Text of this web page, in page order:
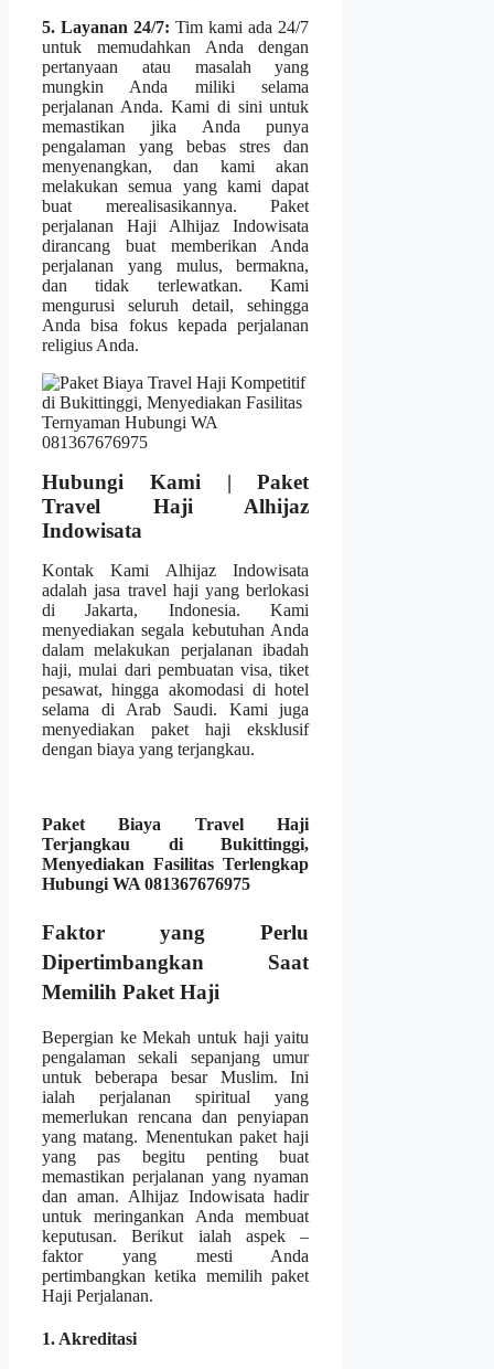
5. Layanan 24/7: Tim kami ada 24/7
untuk memudahkan Anda dengan
pertanyaan atau masalah yang
mungkin Anda miliki selama
perjalanan Anda. Kami di sini untuk
memastikan jika Anda punya
pengalaman yang bebas stres dan
menyenangkan, dan kami akan
melakukan semua yang kami dapat
buat merealisasikannya. Paket
perjalanan Haji Alhijaz Indowisata
dirancang buat memberikan Anda
perjalanan yang mulus, bermakna,
dan tidak terlewatkan. Kami
mengurusi seluruh detail, sehingga
Anda bisa fokus kepada perjalanan
religius Anda.
Hubungi Kami | Paket
Travel Haji Alhijaz
Indowisata
Kontak Kami Alhijaz Indowisata
adalah jasa travel haji yang berlokasi
di Jakarta, Indonesia. Kami
menyediakan segala kebutuhan Anda
dalam melakukan perjalanan ibadah
haji, mulai dari pembuatan visa, tiket
pesawat, hingga akomodasi di hotel
selama di Arab Saudi. Kami juga
menyediakan paket haji eksklusif
dengan biaya yang terjangkau.
Paket Biaya Travel Haji
Terjangkau di Bukittinggi,
Menyediakan Fasilitas Terlengkap
Hubungi WA 081367676975
Faktor yang Perlu
Dipertimbangkan Saat
Memilih Paket Haji
Bepergian ke Mekah untuk haji yaitu
pengalaman sekali sepanjang umur
untuk beberapa besar Muslim. Ini
ialah perjalanan spiritual yang
memerlukan rencana dan penyiapan
yang matang. Menentukan paket haji
yang pas begitu penting buat
memastikan perjalanan yang nyaman
dan aman. Alhijaz Indowisata hadir
untuk meringankan Anda membuat
keputusan. Berikut ialah aspek –
faktor yang mesti Anda
pertimbangkan ketika memilih paket
Haji Perjalanan.
1. Akreditasi